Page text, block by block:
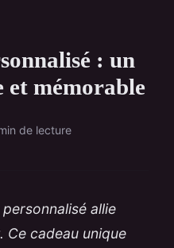
: un
et mémorable
de lecture
allie
Ce cadeau unique